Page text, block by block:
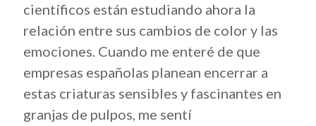
científicos están estudiando ahora la
relación entre sus cambios de color y las
emociones. Cuando me enteré de que
empresas españolas planean encerrar a
estas criaturas sensibles y fascinantes en
granjas de pulpos, me sentí